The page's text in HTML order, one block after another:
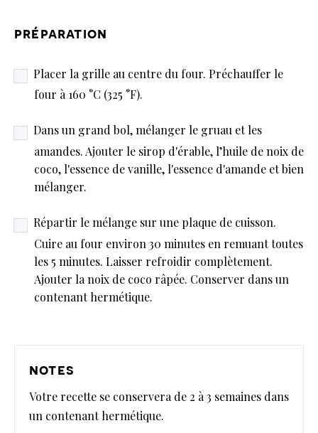
préparation
Placer la grille au centre du four. Préchauffer le
four à 160 °C (325 °F).
Dans un grand bol, mélanger le gruau et les
amandes. Ajouter le sirop d'érable, l’huile de noix de
coco, l'essence de vanille, l'essence d'amande et bien
mélanger.
Répartir le mélange sur une plaque de cuisson.
Cuire au four environ 30 minutes en remuant toutes
les 5 minutes. Laisser refroidir complètement.
Ajouter la noix de coco râpée. Conserver dans un
contenant hermétique.
notes
Votre recette se conservera de 2 à 3 semaines dans
un contenant hermétique.